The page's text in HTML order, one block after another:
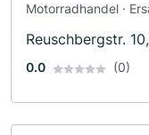
Motorradhandel ·
Reuschbergstr.
0.0 (0)